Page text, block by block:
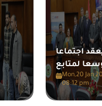
اجتماعا
Mon,20 Jan
08:12 pm